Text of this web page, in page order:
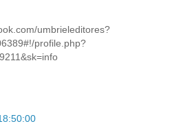
umbrieleditores?
profile.php?